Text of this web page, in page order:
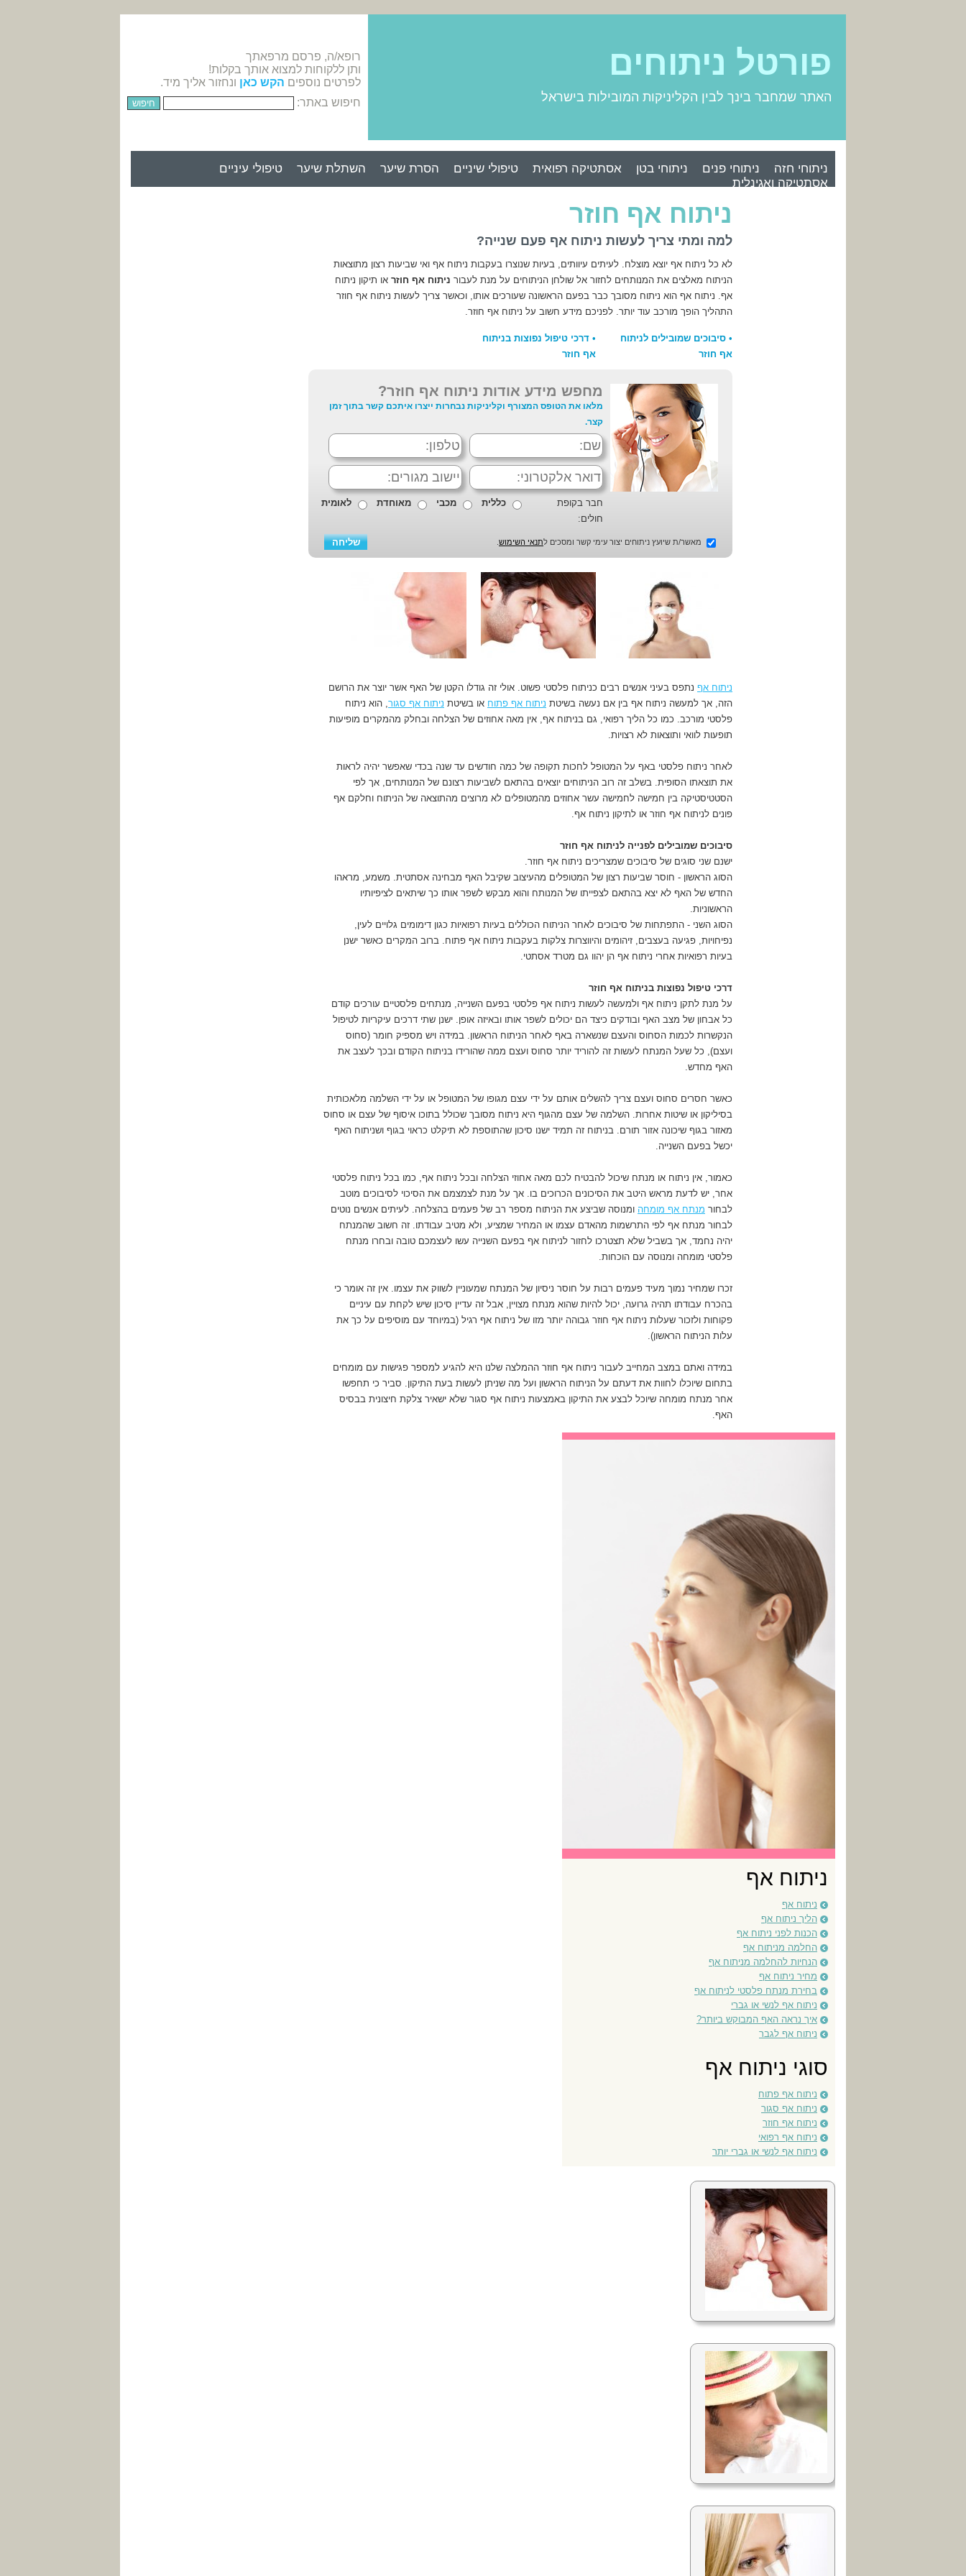
פורטל ניתוחים
האתר שמחבר בינך לבין הקליניקות המובילות בישראל
רופא/ה, פרסם מרפאתך
ותן ללקוחות למצוא אותך בקלות!
לפרטים נוספים הקש כאן ונחזור אליך מיד.
חיפוש באתר:
ניתוחי חזה ניתוחי פנים ניתוחי בטן אסתטיקה רפואית טיפולי שיניים הסרת שיער השתלת שיער
טיפולי עיניים
אסתטיקה ואגינלית
ניתוח אף חוזר
למה ומתי צריך לעשות ניתוח אף פעם שנייה?
לא כל ניתוח אף יוצא מוצלח. לעיתים עיוותים, בעיות שנוצרו בעקבות ניתוח אף ואי שביעות רצון מתוצאות
הניתוח מאלצים את המנותחים לחזור אל שולחן הניתוחים על מנת לעבור ניתוח אף חוזר או תיקון ניתוח
אף. ניתוח אף הוא ניתוח מסובך כבר בפעם הראשונה שעורכים אותו, וכאשר צריך לעשות ניתוח אף חוזר
התהליך הופך מורכב עוד יותר. לפניכם מידע חשוב על ניתוח אף חוזר.
• סיבוכים שמובילים לניתוח
אף חוזר
• דרכי טיפול נפוצות בניתוח
אף חוזר
מחפש מידע אודות ניתוח אף חוזר?
מלאו את הטופס המצורף וקליניקות נבחרות ייצרו איתכם קשר בתוך זמן
קצר.
חבר בקופת
חולים:
כללית מכבי מאוחדת לאומית
מאשר/ת שיועץ ניתוחים יצור עימי קשר ומסכים לתנאי השימוש
ניתוח אף נתפס בעיני אנשים רבים כניתוח פלסטי פשוט. אולי זה גודלו הקטן של האף אשר יוצר את הרושם
הזה, אך למעשה ניתוח אף בין אם נעשה בשיטת ניתוח אף פתוח או בשיטת ניתוח אף סגור , הוא ניתוח
פלסטי מורכב. כמו כל הליך רפואי, גם בניתוח אף, אין מאה אחוזים של הצלחה ובחלק מהמקרים מופיעות
תופעות לוואי ותוצאות לא רצויות.
לאחר ניתוח פלסטי באף על המטופל לחכות תקופה של כמה חודשים עד שנה בכדי שאפשר יהיה לראות
את תוצאתו הסופית. בשלב זה רוב הניתוחים יוצאים בהתאם לשביעות רצונם של המנותחים, אך לפי
הסטטיסטיקה בין חמישה לחמישה עשר אחוזים מהמטופלים לא מרוצים מהתוצאה של הניתוח וחלקם אף
פונים לניתוח אף חוזר או לתיקון ניתוח אף.
סיבוכים שמובילים לפנייה לניתוח אף חוזר
ישנם שני סוגים של סיבוכים שמצריכים ניתוח אף חוזר.
הסוג הראשון - חוסר שביעות רצון של המטופלים מהעיצוב שקיבל האף מבחינה אסתטית. משמע, מראהו
החדש של האף לא יצא בהתאם לצפייתו של המנותח והוא מבקש לשפר אותו כך שיתאים לציפיותיו
הראשוניות.
הסוג השני - התפתחות של סיבוכים לאחר הניתוח הכוללים בעיות רפואיות כגון דימומים גלויים לעין,
נפיחויות, פגיעה בעצבים, זיהומים והיווצרות צלקות בעקבות ניתוח אף פתוח. ברוב המקרים כאשר ישנן
בעיות רפואיות אחרי ניתוח אף הן יהוו גם מטרד אסתטי.
דרכי טיפול נפוצות בניתוח אף חוזר
על מנת לתקן ניתוח אף ולמעשה לעשות ניתוח אף פלסטי בפעם השנייה, מנתחים פלסטיים עורכים קודם
כל אבחון של מצב האף ובודקים כיצד הם יכולים לשפר אותו ובאיזה אופן. ישנן שתי דרכים עיקריות לטיפול
הנקשרות לכמות הסחוס והעצם שנשארה באף לאחר הניתוח הראשון. במידה ויש מספיק חומר (סחוס
ועצם), כל שעל המנתח לעשות זה להוריד יותר סחוס ועצם ממה שהורידו בניתוח הקודם ובכך לעצב את
האף מחדש.
כאשר חסרים סחוס ועצם צריך להשלים אותם על ידי עצם מגופו של המטופל או על ידי השלמה מלאכותית
בסיליקון או שיטות אחרות. השלמה של עצם מהגוף היא ניתוח מסובך שכולל בתוכו איסוף של עצם או סחוס
מאזור בגוף שיכונה אזור תורם. בניתוח זה תמיד ישנו סיכון שהתוספת לא תיקלט כראוי בגוף ושניתוח האף
יכשל בפעם השנייה.
כאמור, אין ניתוח או מנתח שיכול להבטיח לכם מאה אחוזי הצלחה ובכל ניתוח אף, כמו בכל ניתוח פלסטי
אחר, יש לדעת מראש היטב את הסיכונים הכרוכים בו. אך על מנת לצמצמם את הסיכוי לסיבוכים מוטב
לבחור מנתח אף מומחה ומנוסה שביצע את הניתוח מספר רב של פעמים בהצלחה. לעיתים אנשים נוטים
לבחור מנתח אף לפי התרשמות מהאדם עצמו או המחיר שמציע, ולא מטיב עבודתו. זה חשוב שהמנתח
יהיה נחמד, אך בשביל שלא תצטרכו לחזור לניתוח אף בפעם השנייה עשו לעצמכם טובה ובחרו מנתח
פלסטי מומחה ומנוסה עם הוכחות.
זכרו שמחיר נמוך מעיד פעמים רבות על חוסר ניסיון של המנתח שמעוניין לשווק את עצמו. אין זה אומר כי
בהכרח עבודתו תהיה גרועה, יכול להיות שהוא מנתח מצויין, אבל זה עדיין סיכון שיש לקחת עם עיניים
פקוחות ולזכור שעלות ניתוח אף חוזר גבוהה יותר מזו של ניתוח אף רגיל (במיוחד עם מוסיפים על כך את
עלות הניתוח הראשון).
במידה ואתם במצב המחייב לעבור ניתוח אף חוזר ההמלצה שלנו היא להגיע למספר פגישות עם מומחים
בתחום שיוכלו לחוות את דעתם על הניתוח הראשון ועל מה שניתן לעשות בעת התיקון. סביר כי תחפשו
אחר מנתח מומחה שיוכל לבצע את התיקון באמצעות ניתוח אף סגור שלא ישאיר צלקת חיצונית בבסיס
האף.
ניתוח אף
ניתוח אף
הליך ניתוח אף
הכנות לפני ניתוח אף
החלמה מניתוח אף
הנחיות להחלמה מניתוח אף
מחיר ניתוח אף
בחירת מנתח פלסטי לניתוח אף
ניתוח אף לנשי או גברי
איך נראה האף המבוקש ביותר?
ניתוח אף לגבר
סוגי ניתוח אף
ניתוח אף פתוח
ניתוח אף סגור
ניתוח אף חוזר
ניתוח אף רפואי
ניתוח אף לנשי או גברי יותר